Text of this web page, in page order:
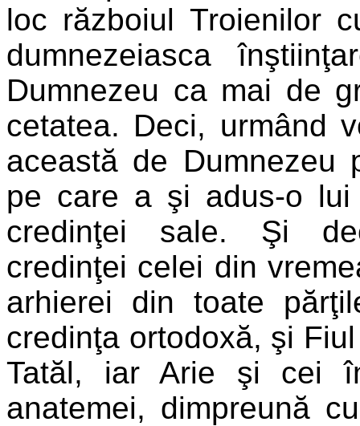
loc războiul Troienilor
dumnezeiasca
Dumnezeu ca mai de
cetatea. Deci, urmând
această de Dumnezeu
pe care a şi adus-o
credinţei sale. Şi
credinţei celei din
arhierei din toate
credinţa ortodoxă, şi
Tatăl, iar Arie şi cei
anatemei, dimpreună